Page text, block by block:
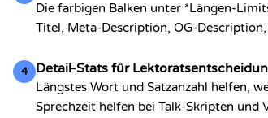
Die farbigen Balken unter *Längen-
Titel, Meta-Description, OG-
4 Detail-Stats für
Längstes Wort und Satzanzahl helfen,
Sprechzeit helfen bei Talk-Skripten und